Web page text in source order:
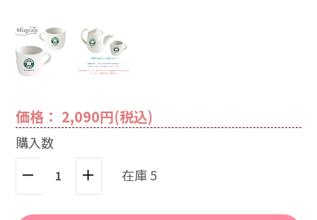
価格： 2,090円(税込)
購入数
在庫 5